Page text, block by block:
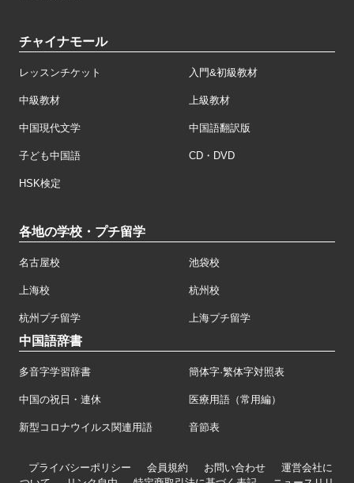
チャイナモール
レッスンチケット 入門&初級教材
中級教材 上級教材
中国現代文学 中国語翻訳版
子ども中国語 CD・DVD
HSK検定
各地の学校・プチ留学
名古屋校 池袋校
上海校 杭州校
杭州プチ留学 上海プチ留学
中国語辞書
多音字学習辞書 簡体字·繁体字対照表
中国の祝日・連休 医療用語（常用編）
新型コロナウイルス関連用語 音節表
プライバシーポリシー 会員規約 お問い合わせ
運営会社に